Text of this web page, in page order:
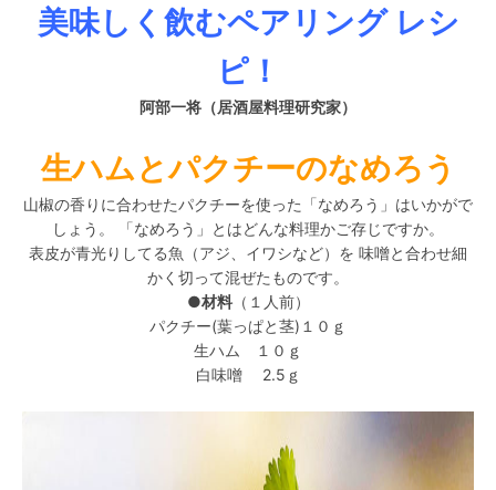
美味しく飲むペアリング レシ
ピ！
阿部一将 （居酒屋料理研究家）
生ハムとパクチーのなめろう
山椒の香りに合わせたパクチーを使った「なめろう」はいかがで
しょう。 「なめろう」とはどんな料理かご存じですか。
表皮が青光りしてる魚（アジ、イワシなど）を 味噌と合わせ細
かく切って混ぜたものです。
●材料（１人前）
パクチー(葉っぱと茎)１０ｇ
生ハム １０ｇ
白味噌 2.5ｇ